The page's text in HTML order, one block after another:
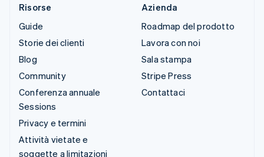
Risorse
Guide
Storie dei clienti
Blog
Community
Conferenza annuale
Sessions
Privacy e termini
Attività vietate e
soggette a limitazioni
Azienda
Roadmap del prodotto
Lavora con noi
Sala stampa
Stripe Press
Contattaci